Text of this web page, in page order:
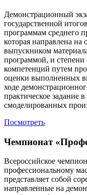
Демонстрационный
государственной
программам среднего
которая направлена на
выпускником
программой, и
компетенций путем
оценки выполненных
ходе
практическое задание
смоделированных
Посмотреть
Чемпионат
Всероссийское
профессиональному
представляет собой
направленные на